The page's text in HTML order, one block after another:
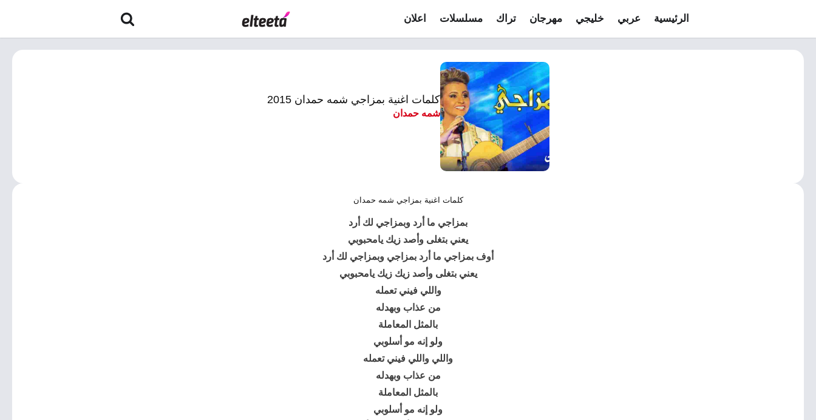
الرئيسية عربي خليجي مهرجان تراك مسلسلات اعلان
كلمات اغنية بمزاجي شمه حمدان 2015
شمه حمدان
كلمات اغنية بمزاجي شمه حمدان
بمزاجي ما أرد وبمزاجي لك أرد
يعني بتغلى وأصد زيك يامحبوبي
أوف بمزاجي ما أرد بمزاجي وبمزاجي لك أرد
يعني بتغلى وأصد زيك زيك يامحبوبي
واللي فيني تعمله
من عذاب وبهدله
بالمثل المعاملة
ولو إنه مو أسلوبي
واللي واللي فيني تعمله
من عذاب وبهدله
بالمثل المعاملة
ولو إنه مو أسلوبي